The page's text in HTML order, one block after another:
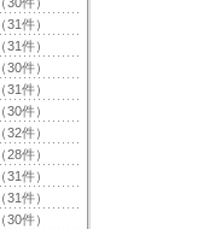
（31件）
（31件）
（30件）
（31件）
（30件）
（32件）
（28件）
（31件）
（31件）
（30件）